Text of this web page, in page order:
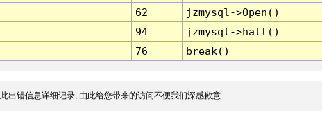
62
jzmysql->Open()
94
jzmysql->halt()
76 break()
出错信息详细记录, 由此给您带来的访问不便我们深感歉意.